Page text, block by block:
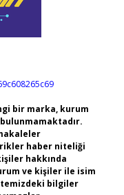
bir marka, kurum
haber niteliği
hakkında
ve kişiler ile isim
bilgiler